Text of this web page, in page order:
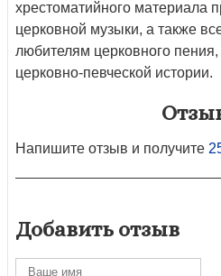
хрестоматийного материала
церковной музыки, а также
любителям церковного
церковно-певческой истории.
Напишите отзыв и получите
Добавить отзыв